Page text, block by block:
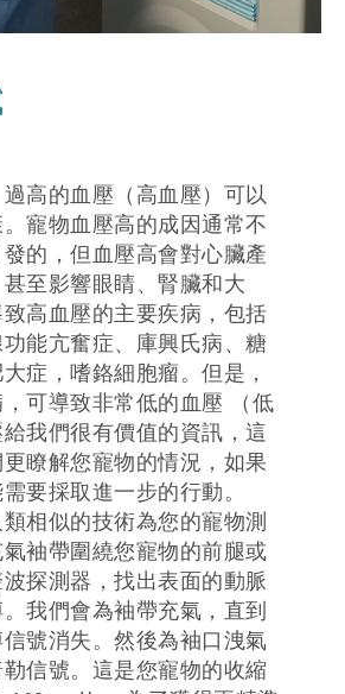
高的血壓（高血壓）可以
寵物血壓高的成因通常不
的，但血壓高會對心臟產
至影響眼睛、腎臟和大
高血壓的主要疾病，包括
能亢奮症、庫興氏病、糖
症，嗜鉻細胞瘤。但是，
可導致非常低的血壓 （低
我們很有價值的資訊，這
瞭解您寵物的情況，如果
要採取進一步的行動。
相似的技術為您的寵物測
袖帶圍繞您寵物的前腿或
探測器，找出表面的動脈
我們會為袖帶充氣，直到
號消失。然後為袖口洩氣
信號。這是您寵物的收縮